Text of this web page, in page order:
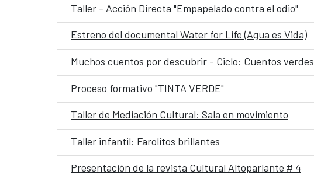
Taller - Acción Directa "Empapelado contra el odio"
Estreno del documental Water for Life (Agua es Vida)
Muchos cuentos por descubrir - Ciclo: Cuentos verdes
Proceso formativo "TINTA VERDE"
Taller de Mediación Cultural: Sala en movimiento
Taller infantil: Farolitos brillantes
Presentación de la revista Cultural Altoparlante # 4